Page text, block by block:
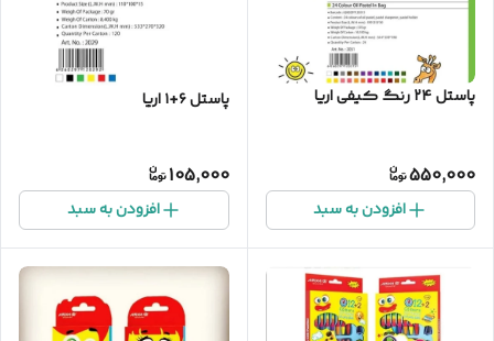
پاستل ۲۴ رنگ کیفی اریا
550,000
افزودن به سبد
پاستل ۶+۱ اریا
105,000
افزودن به سبد